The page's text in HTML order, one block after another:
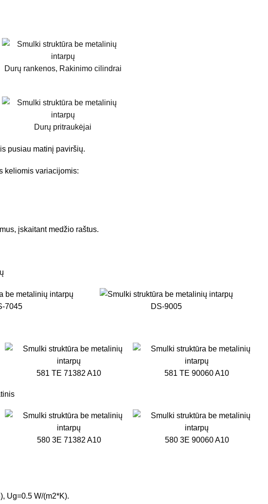
Durų rankenos, Rakinimo cilindrai
Durų pritraukėjai
pusiau matinį paviršių.
keliomis variacijomis:
įskaitant medžio raštus.
7045 DS-9005
581 TE 71382 A10 581 TE 90060 A10
580 3E 71382 A10 580 3E 90060 A10
Ug=0.5 W/(m2*K).